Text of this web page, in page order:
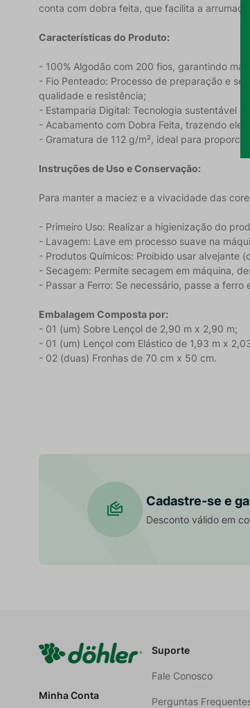
conta com dobra feita, que facilita a
Características do Produto:
- 100% Algodão com 200 fios, garantindo
- Fio Penteado: Processo de preparação e
qualidade e resistência;
- Estamparia Digital: Tecnologia sustentável
- Acabamento com Dobra Feita, trazendo
- Gramatura de 112 g/m², ideal para
Instruções de Uso e Conservação:
Para manter a maciez e a vivacidade das
- Primeiro Uso: Realizar a higienização do
- Lavagem: Lave em processo suave na
- Produtos Químicos: Proibido usar alvejante
- Secagem: Permite secagem em máquina,
- Passar a Ferro: Se necessário, passe a
Embalagem Composta por:
- 01 (um) Sobre Lençol de 2,90 m x 2,90 m;
- 01 (um) Lençol com Elástico de 1,93 m x
- 02 (duas) Fronhas de 70 cm x 50 cm.
Cadastre-se e
Desconto válido em
Minha Conta
Suporte
Fale Conosco
Perguntas